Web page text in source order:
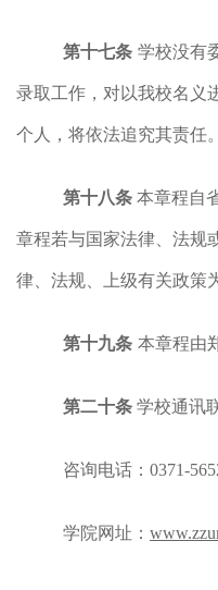
第十七条 学校没有
录取工作，对以我校名义
个人，将依法追究其责任。
第十八条 本章程自
章程若与国家法律、法规
律、法规、上级有关政策
第十九条 本章程由
第二十条 学校通讯
咨询电话： 0371-
学院网址：